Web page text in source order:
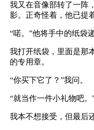
我又在音像部转了一阵
影。正奇怪着，他已提
“喏。”他将手中的纸袋
我打开纸袋，里面是那
的专用章。
“你买下它了？”我问。
“就当作一件小礼物吧。
我本不想接受，但最后